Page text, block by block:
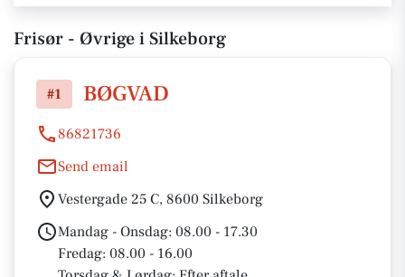
Frisør - Øvrige i Silkeborg
#1 BØGVAD
86821736
Send email
Vestergade 25 C, 8600 Silkeborg
Mandag - Onsdag: 08.00 - 17.30
Fredag: 08.00 - 16.00